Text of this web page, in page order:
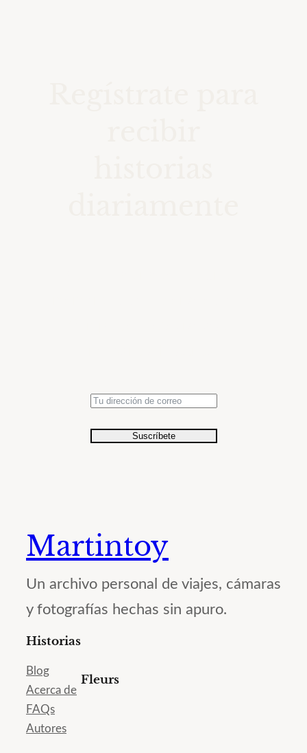
Suscríbete
Martintoy
Un archivo personal de viajes, cámaras
y fotografías hechas sin apuro.
Historias
Blog
Acerca de
FAQs
Autores
Fleurs